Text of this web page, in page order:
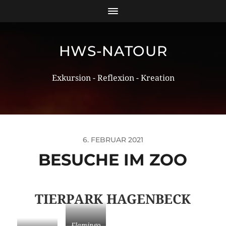
HWS-NATOUR
Exkursion - Reflexion - Kreation
6. FEBRUAR 2021
BESUCHE IM ZOO
TIERPARK HAGENBECK